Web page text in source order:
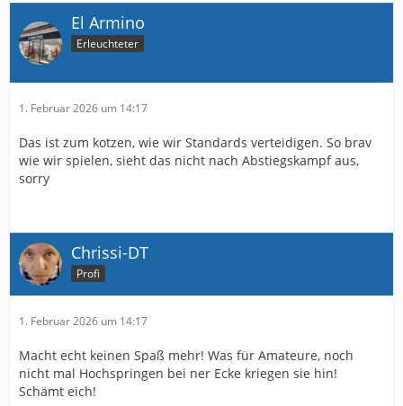
El Armino
Erleuchteter
1. Februar 2026 um 14:17
Das ist zum kotzen, wie wir Standards verteidigen. So brav
wie wir spielen, sieht das nicht nach Abstiegskampf aus,
sorry
Chrissi-DT
Profi
1. Februar 2026 um 14:17
Macht echt keinen Spaß mehr! Was für Amateure, noch
nicht mal Hochspringen bei ner Ecke kriegen sie hin!
Schämt eich!